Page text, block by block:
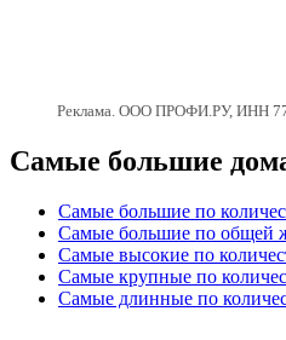
Реклама. ООО ПРОФИ.РУ, ИНН
Самые большие
Самые большие по
Самые большие по общей
Самые высокие по
Самые крупные по
Самые длинные по